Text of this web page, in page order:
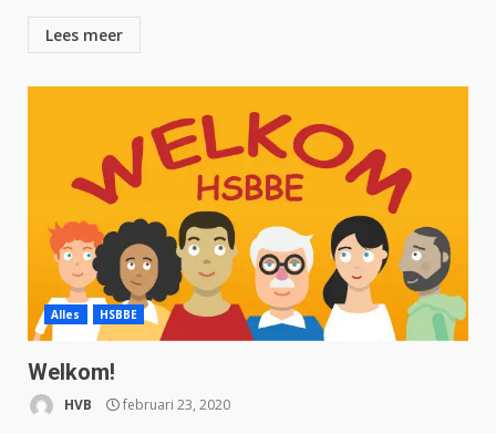
Lees meer
Alles HSBBE
Welkom!
HVB februari 23, 2020